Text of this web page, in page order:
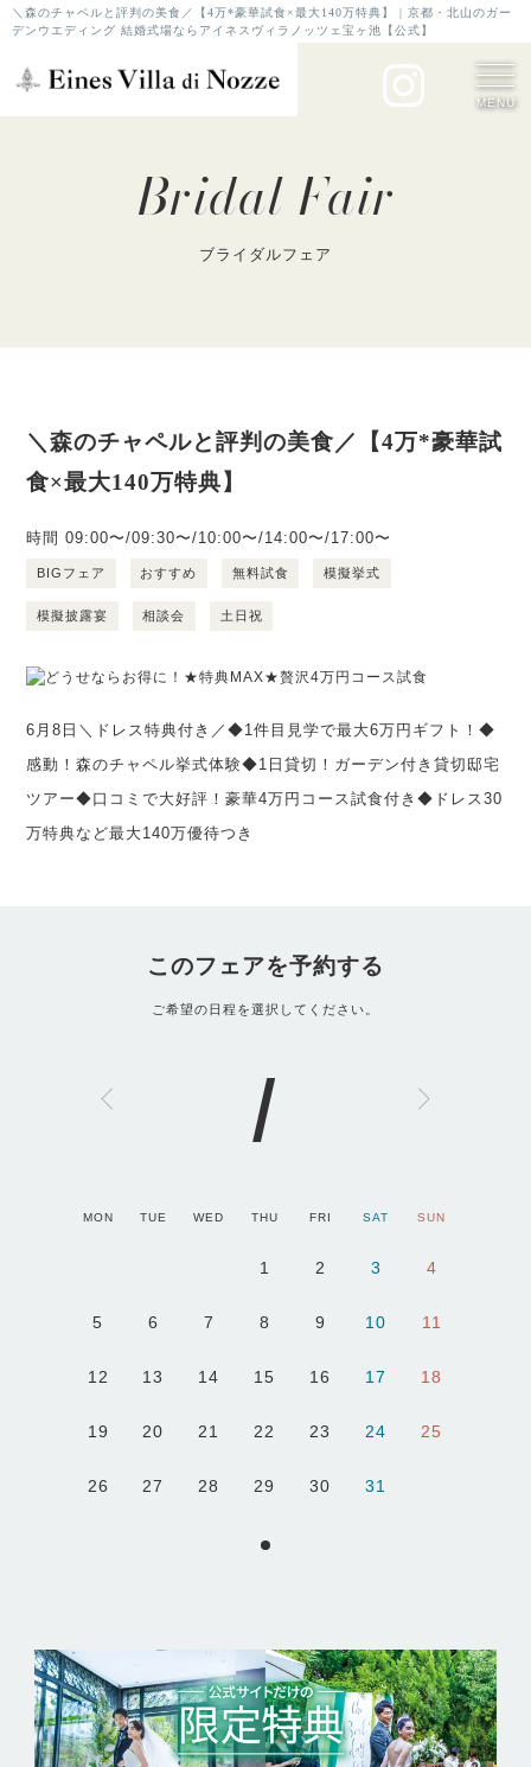
＼森のチャペルと評判の美食／【4万*豪華試食×最大140万特典】 | 京都・北山のガー
デンウエディング 結婚式場ならアイネスヴィラノッツェ宝ヶ池【公式】
MENU
Bridal Fair
ブライダルフェア
＼森のチャペルと評判の美食／【4万*豪華試
食×最大140万特典】
時間 09:00〜/09:30〜/10:00〜/14:00〜/17:00〜
BIGフェア おすすめ 無料試食 模擬挙式
模擬披露宴 相談会 土日祝
6月8日＼ドレス特典付き／◆1件目見学で最大6万円ギフト！◆
感動！森のチャペル挙式体験◆1日貸切！ガーデン付き貸切邸宅
ツアー◆口コミで大好評！豪華4万円コース試食付き◆ドレス30
万特典など最大140万優待つき
このフェアを予約する
ご希望の日程を選択してください。
1
MON TUE WED THU FRI SAT SUN
1 2 3 4
5 6 7 8 9 10 11
12 13 14 15 16 17 18
19 20 21 22 23 24 25
26 27 28 29 30 31